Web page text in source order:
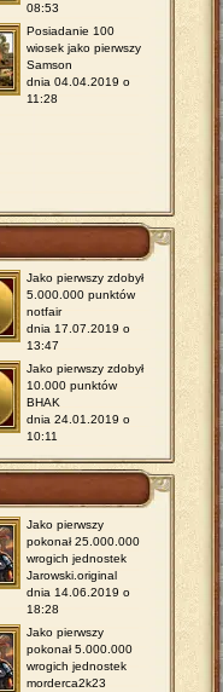
08:53
Posiadanie 100
wiosek jako pierwszy
Samson
dnia 04.04.2019 o
11:28
Jako pierwszy zdobył
5.000.000 punktów
notfair
dnia 17.07.2019 o
13:47
Jako pierwszy zdobył
10.000 punktów
BHAK
dnia 24.01.2019 o
10:11
Jako pierwszy
pokonał 25.000.000
wrogich jednostek
Jarowski.original
dnia 14.06.2019 o
18:28
Jako pierwszy
pokonał 5.000.000
wrogich jednostek
morderca2k23